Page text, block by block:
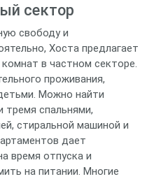
сектор
свободу и
Хоста предлагает
в частном секторе.
проживания,
Можно найти
тремя спальнями,
стиральной машиной и
дает
время отпуска и
на питании. Многие